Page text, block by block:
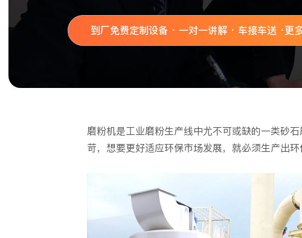
到厂免费定制设备 · 一对一讲解 · 车接车送 ·更
磨粉机是工业磨粉生产线中尤不可或缺的一类砂
苛，想要更好适应环保市场发展，就必须生产出环